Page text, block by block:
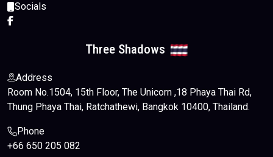
Socials
Three Shadows
Address
Room No.1504, 15th Floor, The Unicorn ,18 Phaya Thai Rd,
Thung Phaya Thai, Ratchathewi, Bangkok 10400, Thailand.
Phone
+66 650 205 082